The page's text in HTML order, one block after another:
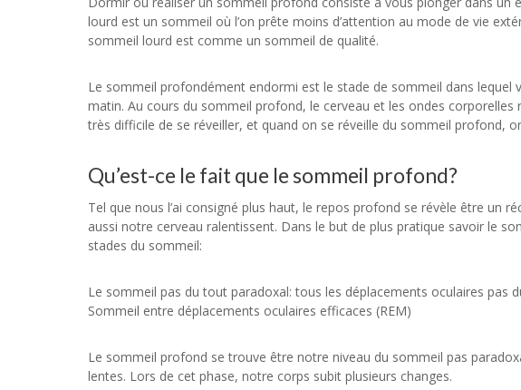
lourd est un sommeil où l’on prête moins d’attention au mode de vie
sommeil lourd est comme un sommeil de qualité.
Le sommeil profondément endormi est le stade de sommeil dans lequel
matin. Au cours du sommeil profond, le cerveau et les ondes
très difficile de se réveiller, et quand on se réveille du sommeil profond,
Qu’est-ce le fait que le sommeil profond?
Tel que nous l’ai consigné plus haut, le repos profond se révèle être un
aussi notre cerveau ralentissent. Dans le but de plus pratique savoir le
stades du sommeil:
Le sommeil pas du tout paradoxal: tous les déplacements oculaires pas
Sommeil entre déplacements oculaires efficaces (REM)
Le sommeil profond se trouve être notre niveau du sommeil pas
lentes. Lors de cet phase, notre corps subit plusieurs changes.